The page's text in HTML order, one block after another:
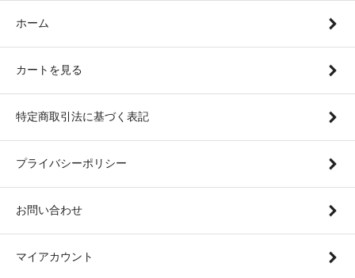
ホーム
カートを見る
特定商取引法に基づく表記
プライバシーポリシー
お問い合わせ
マイアカウント